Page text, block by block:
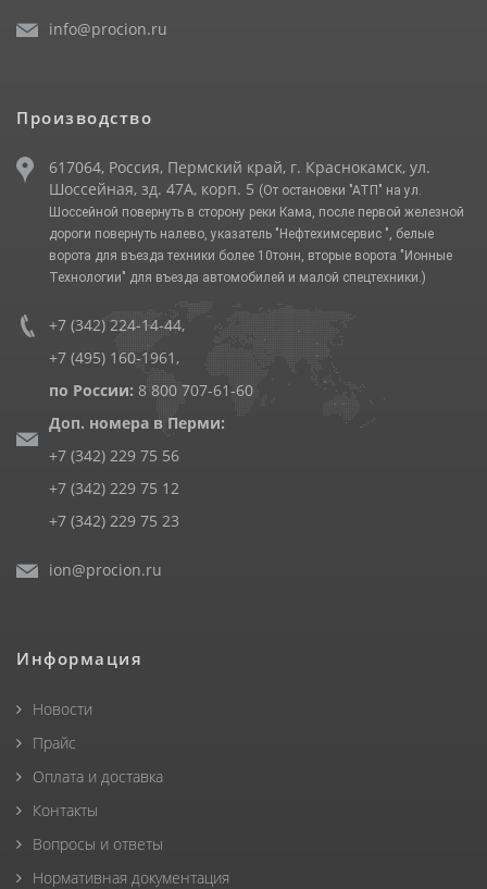
info@procion.ru
Производство
617064, Россия, Пермский край, г. Краснокамск, ул.
Шоссейная, зд. 47А, корп. 5 (От остановки "АТП" на ул.
Шоссейной повернуть в сторону реки Кама, после первой железной
дороги повернуть налево, указатель "Нефтехимсервис ", белые
ворота для въезда техники более 10тонн, вторые ворота "Ионные
Технологии" для въезда автомобилей и малой спецтехники.)
+7 (342) 224-14-44,
+7 (495) 160-1961 ,
по России: 8 800 707-61-60
Доп. номера в Перми:
+7 (342) 229 75 56
+7 (342) 229 75 12
+7 (342) 229 75 23
ion@procion.ru
Информация
Новости
Прайс
Оплата и доставка
Контакты
Вопросы и ответы
Нормативная документация